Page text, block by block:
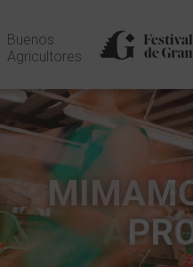
Buenos
Agricultores